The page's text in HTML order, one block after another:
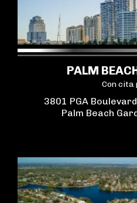
PALM
Con cita
3801 PGA
Palm Beach